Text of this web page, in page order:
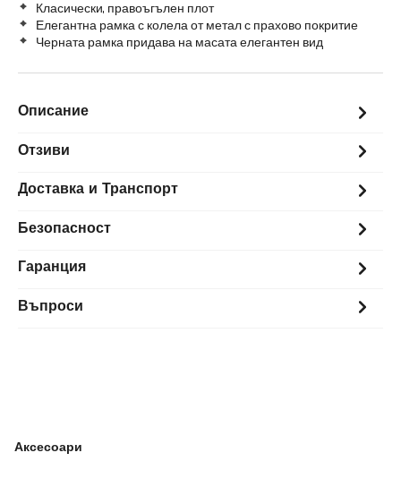
Класически, правоъгълен плот
Елегантна рамка с колела от метал с прахово покритие
Черната рамка придава на масата елегантен вид
Описание
Отзиви
Доставка и Транспорт
Безопасност
Гаранция
Въпроси
Аксесоари